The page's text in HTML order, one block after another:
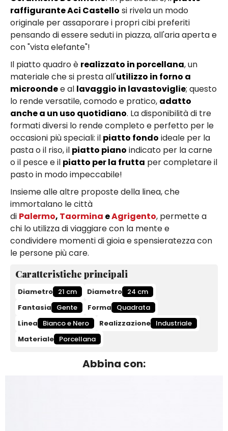
raffigurante Aci Castello si rivela un modo
originale per assaporare i propri cibi preferiti
pensando di essere seduti in piazza, all'aria aperta e
con "vista elefante"!
Il piatto quadro è realizzato in porcellana, un
materiale che si presta all'utilizzo in forno a
microondee al lavaggio in lavastoviglie; questo
lo rende versatile, comodo e pratico, adatto
anche a un uso quotidiano. La disponibilità di tre
formati diversi lo rende completo e perfetto per le
occasioni più speciali: il piatto fondo ideale per la
pasta o il riso, il piatto piano indicato per la carne
o il pesce e il piatto per la frutta per completare il
pasto in modo impeccabile!
Insieme alle altre proposte della linea, che
immortalano le città
di Palermo, Taormina eAgrigento, permette a
chi lo utilizza di viaggiare con la mente e
condividere momenti di gioia e spensieratezza con
le persone più care.
Caratteristiche principali
Diametro 21 cm Diametro 24 cm
Fantasia
Gente Forma
Quadrata
Linea
Bianco e Nero Realizzazione Industriale
Materiale Porcellana
Abbina con: